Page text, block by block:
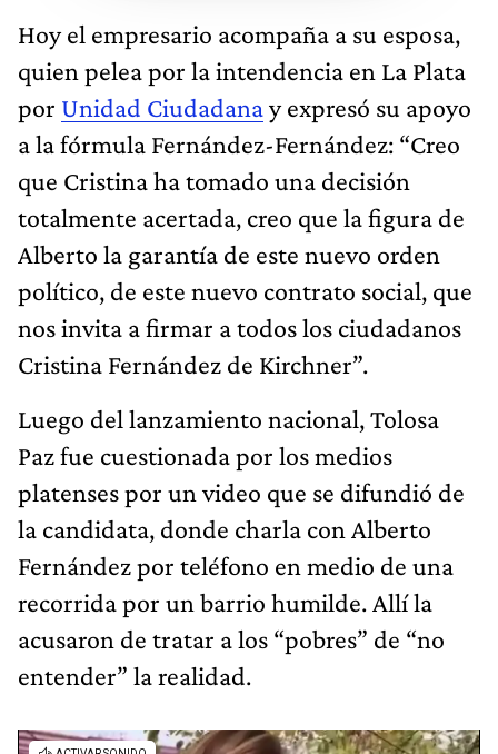
Hoy el empresario acompaña a su esposa,
quien pelea por la intendencia en La Plata
por Unidad Ciudadanay expresó su apoyo
a la fórmula Fernández-Fernández: “Creo
que Cristina ha tomado una decisión
totalmente acertada, creo que la figura de
Alberto la garantía de este nuevo orden
político, de este nuevo contrato social, que
nos invita a firmar a todos los ciudadanos
Cristina Fernández de Kirchner”.
Luego del lanzamiento nacional, Tolosa
Paz fue cuestionada por los medios
platenses por un video que se difundió de
la candidata, donde charla con Alberto
Fernández por teléfono en medio de una
recorrida por un barrio humilde. Allí la
acusaron de tratar a los “pobres” de “no
entender” la realidad.